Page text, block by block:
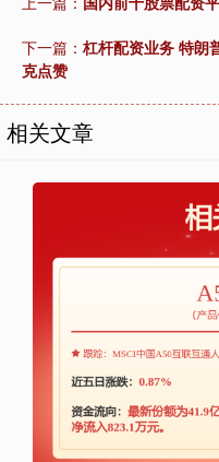
下一篇： 杠杆配资业务 特朗
克点赞
相关文章